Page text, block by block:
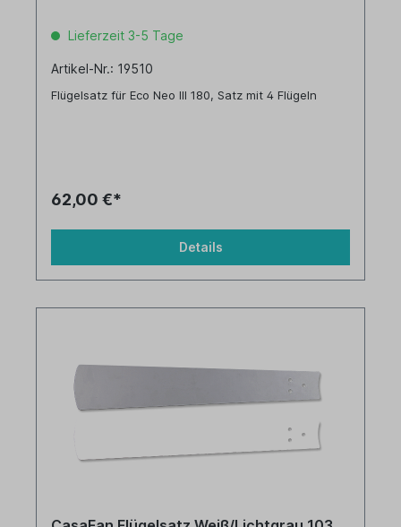
Lieferzeit 3-5 Tage
Artikel-Nr.: 19510
Flügelsatz für Eco Neo III 180, Satz mit 4 Flügeln
62,00 €*
Details